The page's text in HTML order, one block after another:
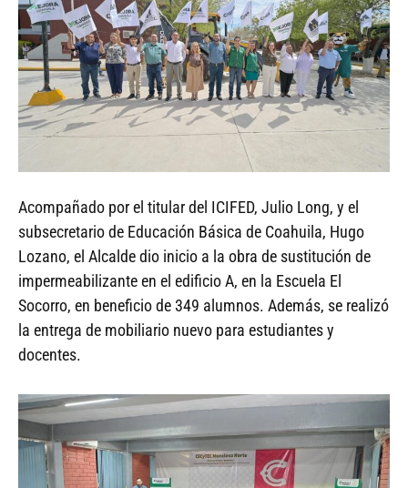
Acompañado por el titular del ICIFED, Julio Long, y el
subsecretario de Educación Básica de Coahuila, Hugo
Lozano, el Alcalde dio inicio a la obra de sustitución de
impermeabilizante en el edificio A, en la Escuela El
Socorro, en beneficio de 349 alumnos. Además, se realizó
la entrega de mobiliario nuevo para estudiantes y
docentes.